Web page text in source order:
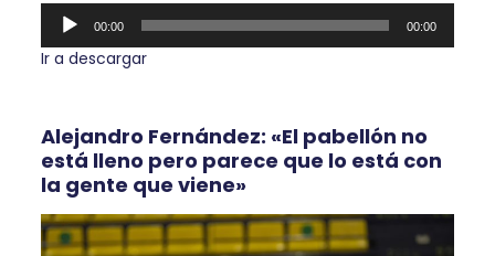
Reproductor
audio
00:00 00:00
Ir a descargar
Alejandro Fernández: «El pabellón no
está lleno pero parece que lo está con
la gente que viene»